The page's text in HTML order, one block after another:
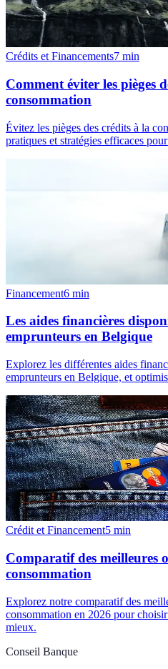
Crédits et Financements7 min
Comment éviter les pièges
consommation
Évitez les pièges des crédits à la
pratiques et stratégies efficaces
Financement6 min
Les aides financières
emprunteurs en Belgique
Explorez les différentes aides
emprunteurs en Belgique, et
Crédit et Financement5 min
Comparatif des meilleures
consommation
Explorez notre comparatif des
consommation en 2026 pour
mieux.
Conseil Banque